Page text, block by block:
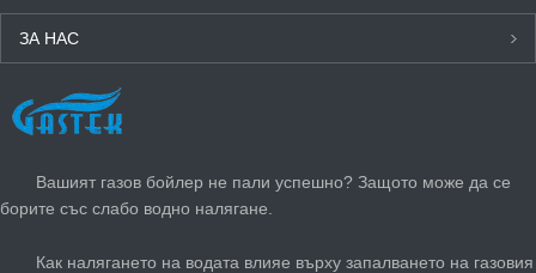
ЗА НАС
ПОСЛЕДНИ НОВИНИ
Вашият газов бойлер не пали успешно? Защото може да се
борите със слабо водно налягане.
Как налягането на водата влияе върху запалването на газовия